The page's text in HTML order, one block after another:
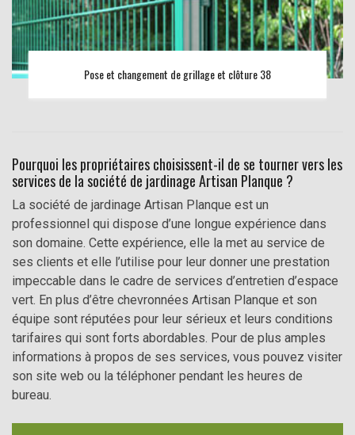
Pose et changement de grillage et clôture 38
Pourquoi les propriétaires choisissent-il de se tourner vers les
services de la société de jardinage Artisan Planque ?
La société de jardinage Artisan Planque est un
professionnel qui dispose d’une longue expérience dans
son domaine. Cette expérience, elle la met au service de
ses clients et elle l’utilise pour leur donner une prestation
impeccable dans le cadre de services d’entretien d’espace
vert. En plus d’être chevronnées Artisan Planque et son
équipe sont réputées pour leur sérieux et leurs conditions
tarifaires qui sont forts abordables. Pour de plus amples
informations à propos de ses services, vous pouvez visiter
son site web ou la téléphoner pendant les heures de
bureau.